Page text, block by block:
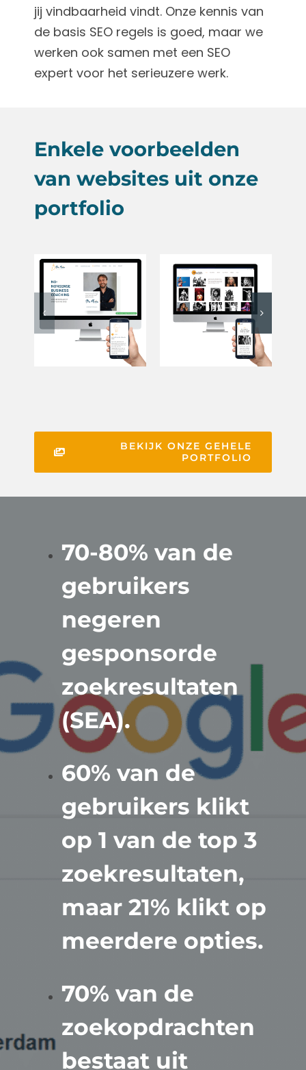
jij vindbaarheid vindt. Onze kennis van
de basis SEO regels is goed, maar we
werken ook samen met een SEO
expert voor het serieuzere werk.
Enkele voorbeelden
van websites uit onze
portfolio
Ondernemerscoach
Amsterdam
Fotoplan Logo &
Teksten
Barry
Schultz
BEKIJK ONZE GEHELE
PORTFOLIO
70-80% van de
gebruikers
negeren
gesponsorde
zoekresultaten
(SEA).
60% van de
gebruikers klikt
op 1 van de top 3
zoekresultaten,
maar 21% klikt op
meerdere opties.
70% van de
zoekopdrachten
bestaat uit